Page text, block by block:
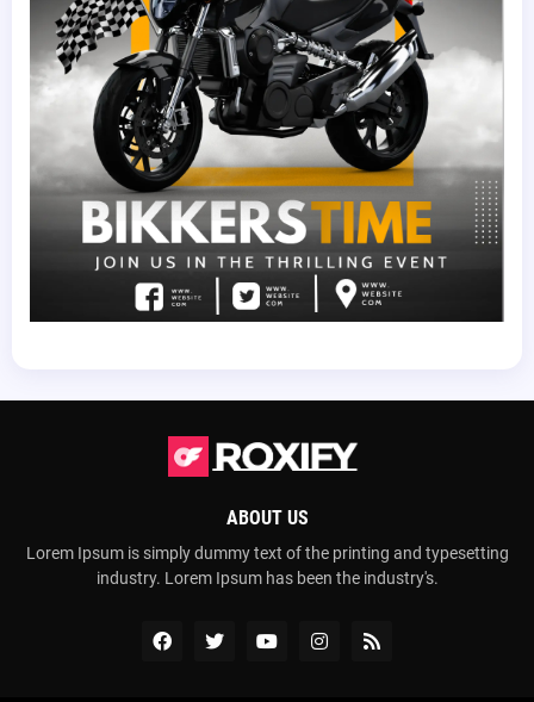
ABOUT US
Lorem Ipsum is simply dummy text of the printing and typesetting
industry. Lorem Ipsum has been the industry's.